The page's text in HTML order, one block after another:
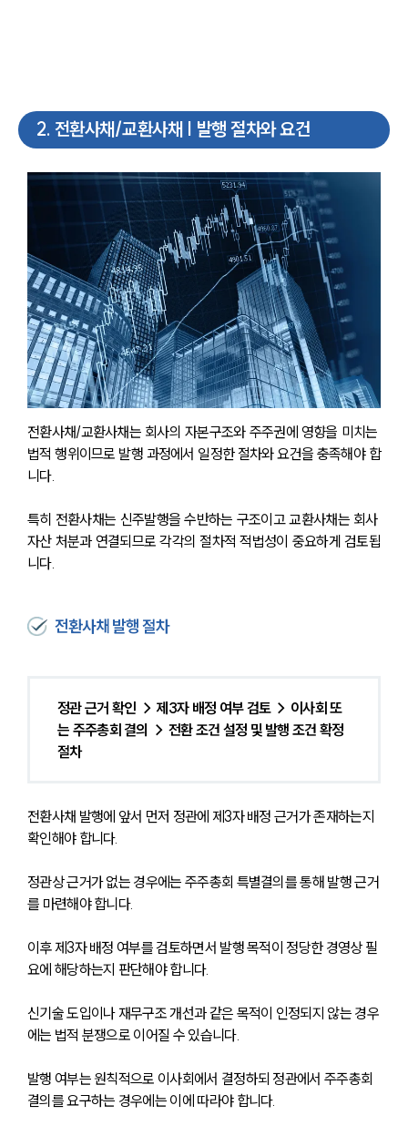
2. 전환사채/교환사채 | 발행 절차와 요건
전환사채/교환사채는 회사의 자본구조와 주주권에 영향을 미치는
법적 행위이므로 발행 과정에서 일정한 절차와 요건을 충족해야 합
니다.
특히 전환사채는 신주발행을 수반하는 구조이고 교환사채는 회사
자산 처분과 연결되므로 각각의 절차적 적법성이 중요하게 검토됩
니다.
전환사채 발행 절차
정관 근거 확인 → 제3자 배정 여부 검토 → 이사회 또
는 주주총회 결의 → 전환 조건 설정 및 발행 조건 확정
절차
전환사채 발행에 앞서 먼저 정관에 제3자 배정 근거가 존재하는지
확인해야 합니다.
정관상 근거가 없는 경우에는 주주총회 특별결의를 통해 발행 근거
를 마련해야 합니다.
이후 제3자 배정 여부를 검토하면서 발행 목적이 정당한 경영상 필
요에 해당하는지 판단해야 합니다.
신기술 도입이나 재무구조 개선과 같은 목적이 인정되지 않는 경우
에는 법적 분쟁으로 이어질 수 있습니다.
발행 여부는 원칙적으로 이사회에서 결정하되 정관에서 주주총회
결의를 요구하는 경우에는 이에 따라야 합니다.